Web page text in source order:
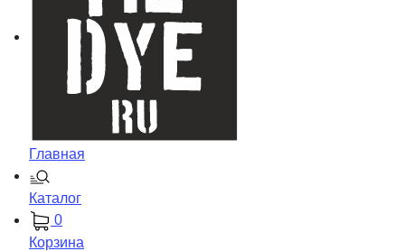
Главная
Каталог
0
Корзина